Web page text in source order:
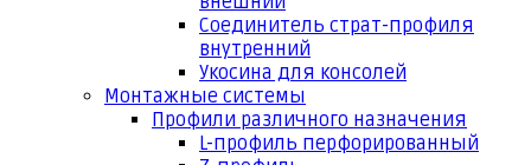
Соединитель страт-профиля
внутренний
Укосина для консолей
Монтажные системы
Профили различного назначения
L-профиль перфорированный